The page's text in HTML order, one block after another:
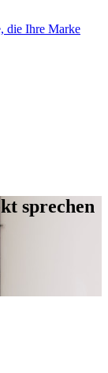
die Ihre Marke
sprechen